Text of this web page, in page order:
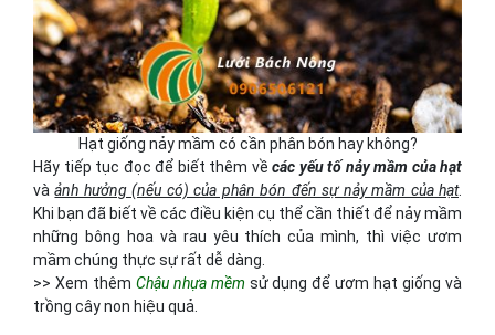
Hạt giống nảy mầm có cần phân bón hay không?
Hãy tiếp tục đọc để biết thêm về các yếu tố nảy mầm của hạt
vàảnh hưởng (nếu có) của phân bón đến sự nảy mầm của hạt.
Khi bạn đã biết về các điều kiện cụ thể cần thiết để nảy mầm
những bông hoa và rau yêu thích của mình, thì việc ươm
mầm chúng thực sự rất dễ dàng.
>> Xem thêm Chậu nhựa mềm sử dụng để ươm hạt giống và
trồng cây non hiệu quả.